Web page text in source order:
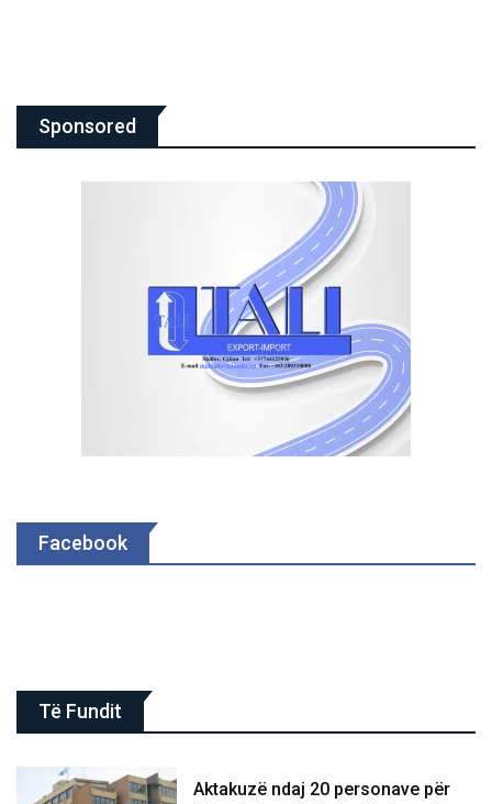
Sponsored
Facebook
Të Fundit
Aktakuzë ndaj 20 personave për